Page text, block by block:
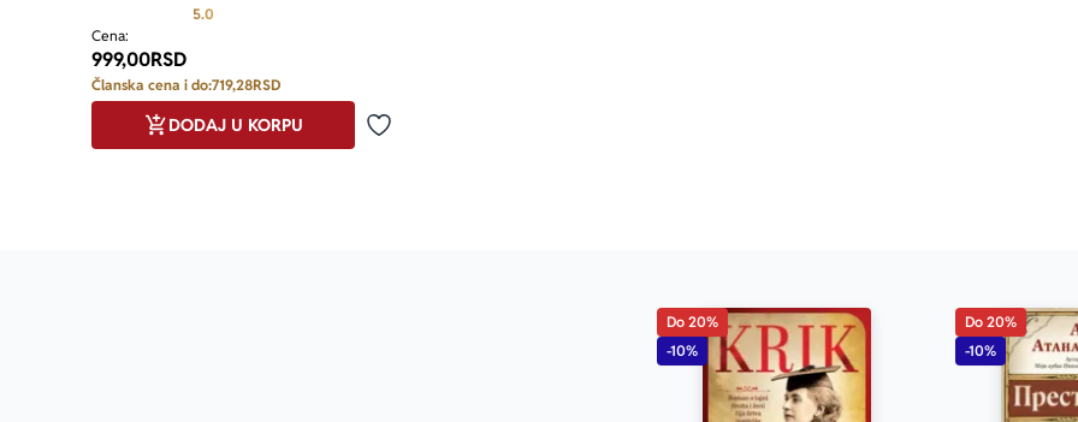
5.0
Cena:
999,00RSD
Članska cena i do:719,28RSD
Dodaj u omiljene
DODAJ U KORPU
Do 20%
-10%
Do 20%
-10%